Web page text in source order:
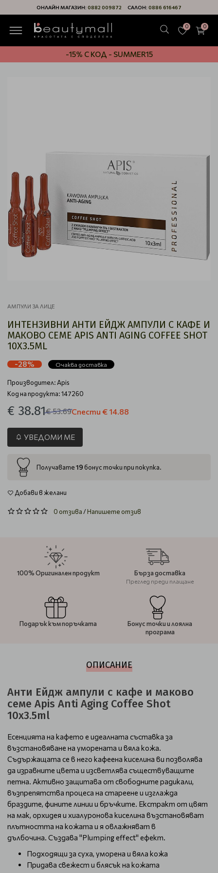
ОНЛАЙН МАГАЗИН: 0882 009872 САЛОН: 0886 616467
0 0
-15% С КОД - SUMMER15
АМПУЛИ ЗА ЛИЦЕ
ИНТЕНЗИВНИ АНТИ ЕЙДЖ АМПУЛИ С КАФЕ И
МАКОВО СЕМЕ APIS ANTI AGING COFFEE SHOT
10X3.5ML
-28% Очаква доставка
Производител: Apis
Код на продукта: 147260
€ 38.81€ 53.69Спести € 14.88
УВЕДОМИ МЕ
Получавате19 бонус точки при покупка.
Добави в желани
0 отзива/Напишете отзив
100% Оригинален продукт Бърза доставка
Преглед преди плащане
Подарък към поръчката
Бонус точки и лоялна
програма
ОПИСАНИЕ
Анти Ейдж ампули с кафе и маково
семе Apis Anti Aging Coffee Shot
10x3.5ml
Есенцията на кафето е идеалната съставка за
възстановяване на уморената и вяла кожа.
Съдържащата се в него кафеена киселина ви позволява
да изравните цвета и изсветлява съществуващите
петна. Активно защитава от свободните радикали,
възпрепятства процеса на стареене и изглажда
браздите, фините линии и бръчките. Екстракт от цвят
на мак, орхидея и хиалуронова киселина възстановяват
плътността на кожата и я овлажняват в
дълбочина. Създава "Plumping effect" ефект.
Подходящи за суха, уморена и вяла кожа
Придава свежест и блясък на кожата